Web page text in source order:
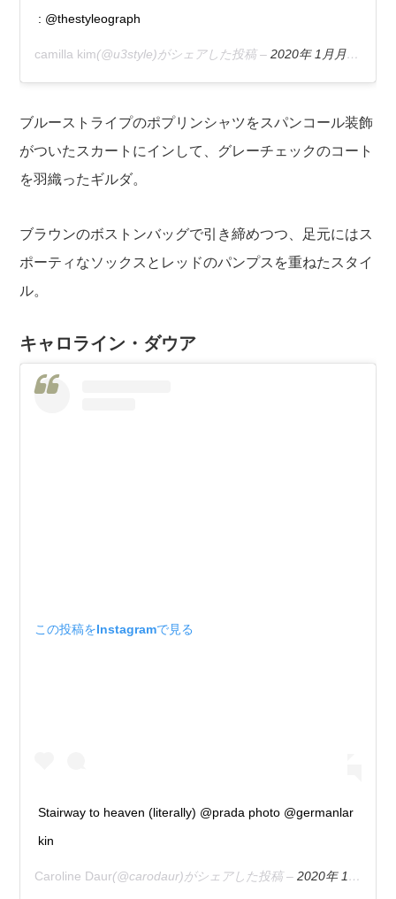
: @thestyleograph
camilla kim(@u3style)がシェアした投稿 –2020年 1月月16日午後6時14分PST
ブルーストライプのポプリンシャツをスパンコール装飾
がついたスカートにインして、グレーチェックのコート
を羽織ったギルダ。
ブラウンのボストンバッグで引き締めつつ、足元にはス
ポーティなソックスとレッドのパンプスを重ねたスタイ
ル。
キャロライン・ダウア
この投稿をInstagramで見る
Stairway to heaven (literally) @prada photo @germanlar
kin
Caroline Daur(@carodaur)がシェアした投稿 –2020年 1月月13日午前6時38分PST